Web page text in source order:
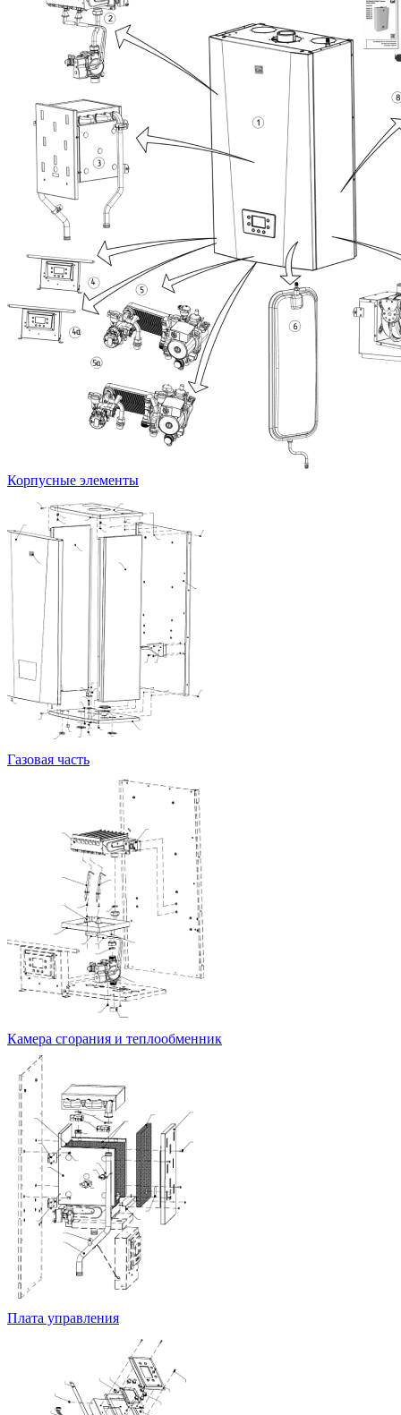
Корпусные элементы
Газовая часть
Камера сгорания и теплообменник
Плата управления